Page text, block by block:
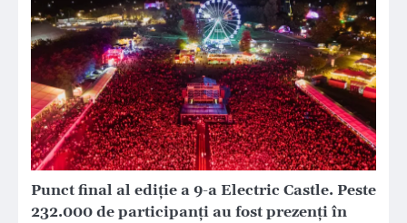
Punct final al ediție a 9-a Electric Castle. Peste
232.000 de participanți au fost prezenți în